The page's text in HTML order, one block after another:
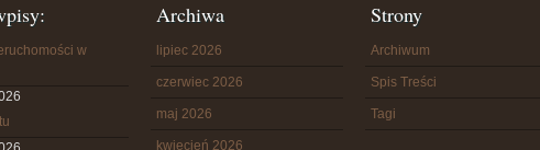
w
Archiwa
lipiec 2026
czerwiec 2026
maj 2026
kwiecień 2026
Strony
Archiwum
Spis Treści
Tagi